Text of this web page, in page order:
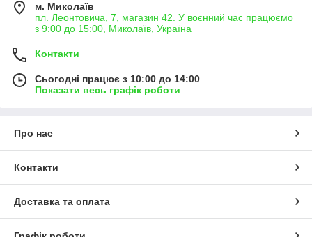
м. Миколаїв
пл. Леонтовича, 7, магазин 42. У воєнний час працюємо
з 9:00 до 15:00, Миколаїв, Україна
Контакти
Сьогодні працює з 10:00 до 14:00
Показати весь графік роботи
Про нас
Контакти
Доставка та оплата